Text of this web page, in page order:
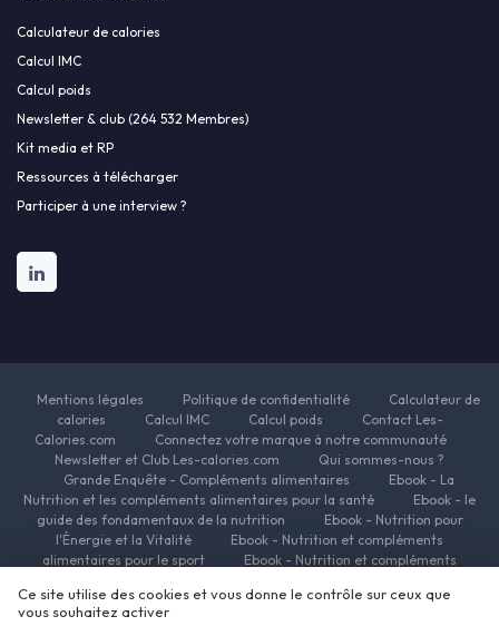
Calculateur de calories
Calcul IMC
Calcul poids
Newsletter & club (264 532 Membres)
Kit media et RP
Ressources à télécharger
Participer à une interview ?
Mentions légales Politique de confidentialité
Calculateur de
calories
Calcul IMC Calcul poids
Contact Les-
Calories.com
Connectez votre marque à notre communauté
Newsletter et Club Les-calories.com
Qui sommes-nous ?
Grande Enquête - Compléments alimentaires
Ebook - La
Nutrition et les compléments alimentaires pour la santé
Ebook - le
guide des fondamentaux de la nutrition
Ebook - Nutrition pour
l'Énergie et la Vitalité
Ebook - Nutrition et compléments
alimentaires pour le sport
Ebook - Nutrition et compléments
alimentaires pour la minceur
Ressources Nutrition et Compléments
Ce site utilise des cookies et vous donne le contrôle sur ceux que
vous souhaitez activer